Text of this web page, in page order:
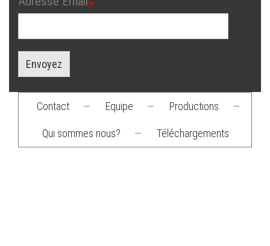
Envoyez
Footer
menu
Contact — Equipe — Productions —
Qui sommes nous? — Téléchargements